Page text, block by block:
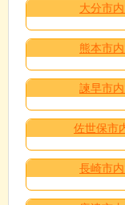
大分市
熊本市
諫早市
佐世保市
長崎市